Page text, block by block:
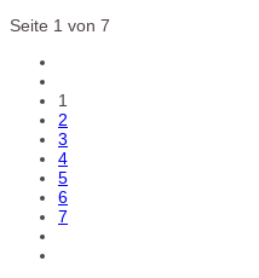
Seite 1 von 7
1
2
3
4
5
6
7